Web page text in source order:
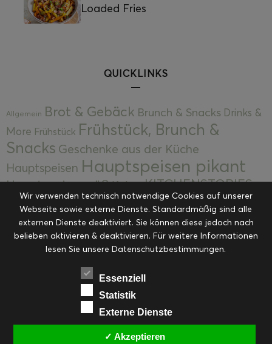
Loaded Fries
QUICKLINKS
Allgemein Brot & Gebäck Brunch & Snacks Drinks &
More Frühstück Frühstück, Brunch &
Snacks Geschenke aus der Küche
Hauptspeisen Hauptspeisen pikant
Hauptspeisen süßKekseKITCHENSTORIES
Kuchen, Torten & Desserts Kuchen und
Desserts Kulinarik Kulinarische Mitbringsel &
Eingemachtes Ohne Kategorie Ostern Resteküche
RezepteSaisonalSliderStartseite
Suppen, Salate & Vorspeisen
Vorspeisen, Salate & Suppen
Weihnachten Workshops & Events
Wir verwenden technisch notwendige Cookies auf unserer
Webseite sowie externe Dienste. Standardmäßig sind alle
externen Dienste deaktiviert. Sie können diese jedoch nach
belieben aktivieren & deaktivieren. Für weitere Informationen
lesen Sie unsere Datenschutzbestimmungen.
Essenziell
Statistik
Externe Dienste
✓ Akzeptieren